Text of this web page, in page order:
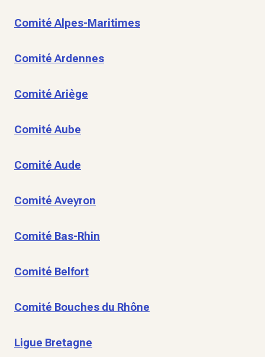
Comité Alpes-Maritimes
Comité Ardennes
Comité Ariège
Comité Aube
Comité Aude
Comité Aveyron
Comité Bas-Rhin
Comité Belfort
Comité Bouches du Rhône
Ligue Bretagne